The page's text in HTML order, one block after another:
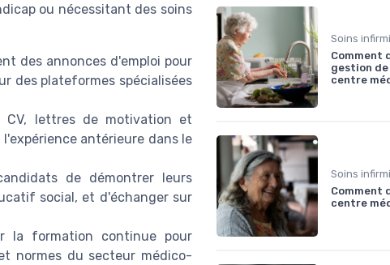
ou nécessitant des soins
des annonces d'emploi pour
des plateformes spécialisées
CV, lettres de motivation et
antérieure dans le
de démontrer leurs
social, et d'échanger sur
la formation continue pour
normes du secteur médico-
Comment
gestion
centre
Comment
centre